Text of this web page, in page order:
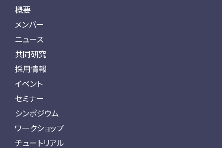
概要
メンバー
ニュース
共同研究
採用情報
イベント
セミナー
シンポジウム
ワークショップ
チュートリアル